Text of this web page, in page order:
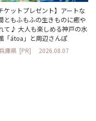
ケットプレゼント】アートな
ともふもふの生きものに癒や
て♪ 大人も楽しめる神戸の水
「átoa」と周辺さんぽ
庫県 [PR] 2026.08.07